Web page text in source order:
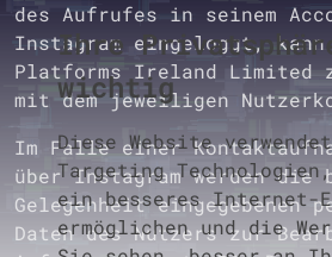
Ihre
wichtig
Diese Website
Targeting
ein besseres Internet-
ermöglichen und die
des Aufrufes in seinem
Instagram eingeloggt, kann
Platforms Ireland Limited
mit dem jeweiligen
Im Falle einer
über Instagram werden die
Gelegenheit eingegebenen
Daten des Nutzers zur